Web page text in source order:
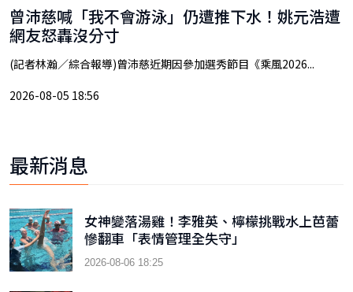
曾沛慈喊「我不會游泳」仍遭推下水！姚元浩遭
網友怒轟沒分寸
(記者林瀚／綜合報導)曾沛慈近期因參加選秀節目《乘風2026...
2026-08-05 18:56
最新消息
女神變落湯雞！李雅英、檸檬挑戰水上芭蕾
慘翻車「表情管理全失守」
2026-08-06 18:25